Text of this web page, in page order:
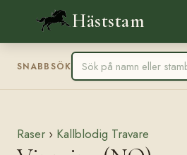
Häststam
SNABBSÖK
Raser › Kallblodig Travare